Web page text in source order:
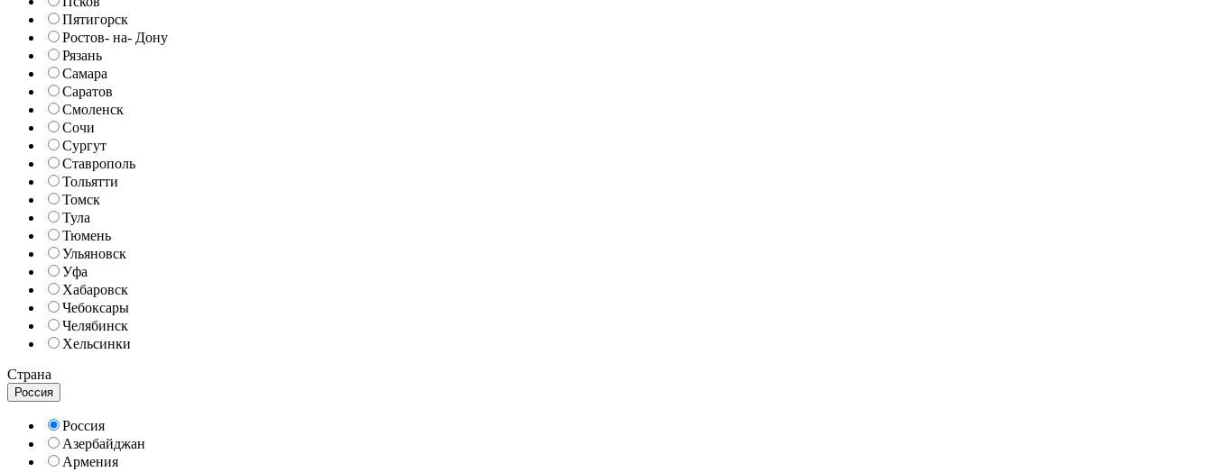
Пятигорск
Ростов- на- Дону
Рязань
Самара
Саратов
Смоленск
Сочи
Сургут
Ставрополь
Тольятти
Томск
Тула
Тюмень
Ульяновск
Уфа
Хабаровск
Чебоксары
Челябинск
Хельсинки
Страна
Россия
Россия
Азербайджан
Армения